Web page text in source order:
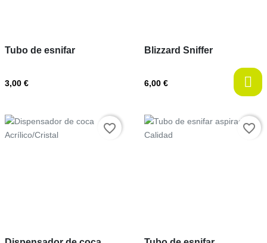
Tubo de esnifar
3,00 €
Blizzard Sniffer
6,00 €
Prix favorite_border Prix favorite_border